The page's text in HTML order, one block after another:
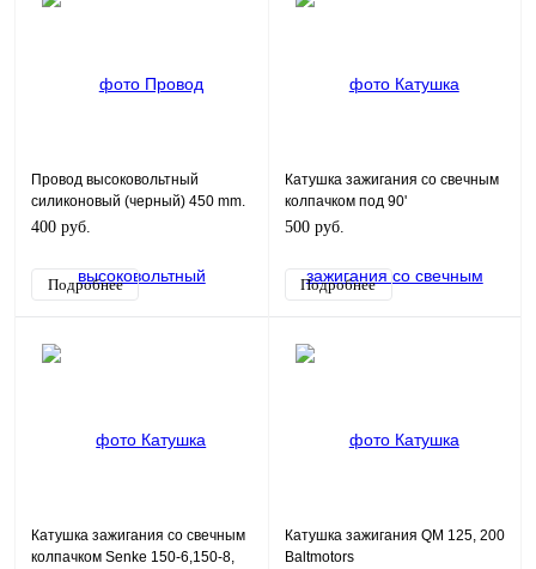
Провод высоковольтный
силиконовый (черный) 450 mm.
400 руб.
Подробнее
Катушка зажигания со свечным
колпачком под 90'
500 руб.
Подробнее
Катушка зажигания со свечным
колпачком Senke 150-6,150-8,
Катушка зажигания QM 125, 200
Baltmotors